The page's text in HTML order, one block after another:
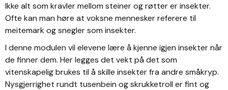
Ikke alt som kravler mellom steiner og røtter er insekter.
Ofte kan man høre at voksne mennesker referere til
meitemark og snegler som insekter.
I denne modulen vil elevene lære å kjenne igjen insekter når
de finner dem. Her legges det vekt på det som
vitenskapelig brukes til å skille insekter fra andre småkryp.
Nysgjerrighet rundt tusenbein og skrukketroll er fint og